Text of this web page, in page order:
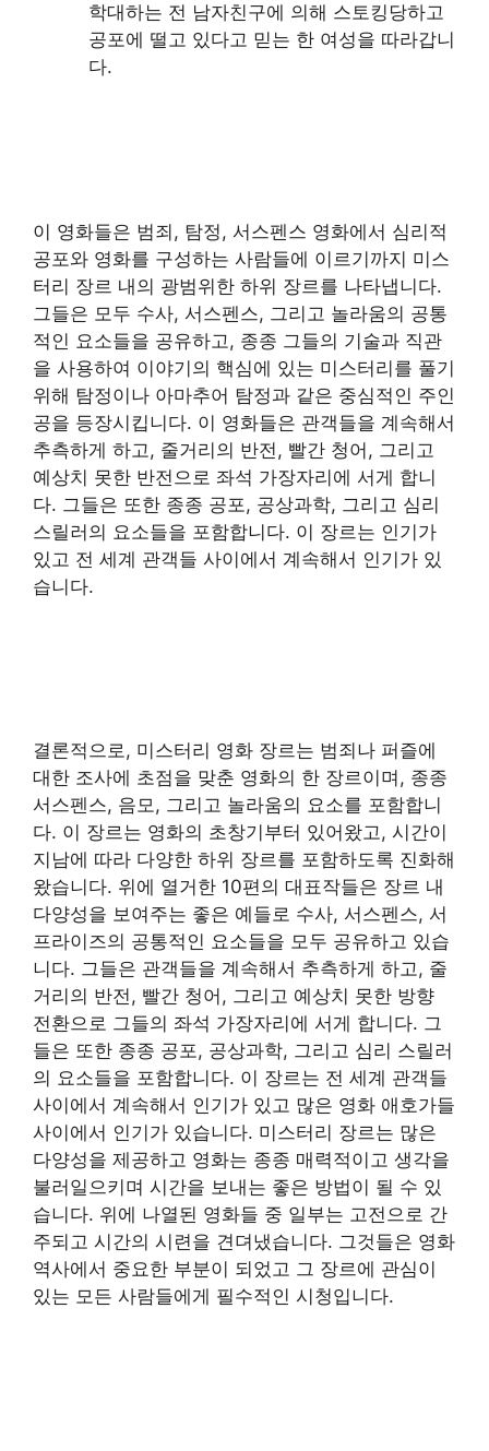
학대하는 전 남자친구에 의해 스토킹당하고
공포에 떨고 있다고 믿는 한 여성을 따라갑니
다.
이 영화들은 범죄, 탐정, 서스펜스 영화에서 심리적
공포와 영화를 구성하는 사람들에 이르기까지 미스
터리 장르 내의 광범위한 하위 장르를 나타냅니다.
그들은 모두 수사, 서스펜스, 그리고 놀라움의 공통
적인 요소들을 공유하고, 종종 그들의 기술과 직관
을 사용하여 이야기의 핵심에 있는 미스터리를 풀기
위해 탐정이나 아마추어 탐정과 같은 중심적인 주인
공을 등장시킵니다. 이 영화들은 관객들을 계속해서
추측하게 하고, 줄거리의 반전, 빨간 청어, 그리고
예상치 못한 반전으로 좌석 가장자리에 서게 합니
다. 그들은 또한 종종 공포, 공상과학, 그리고 심리
스릴러의 요소들을 포함합니다. 이 장르는 인기가
있고 전 세계 관객들 사이에서 계속해서 인기가 있
습니다.
결론적으로, 미스터리 영화 장르는 범죄나 퍼즐에
대한 조사에 초점을 맞춘 영화의 한 장르이며, 종종
서스펜스, 음모, 그리고 놀라움의 요소를 포함합니
다. 이 장르는 영화의 초창기부터 있어왔고, 시간이
지남에 따라 다양한 하위 장르를 포함하도록 진화해
왔습니다. 위에 열거한 10편의 대표작들은 장르 내
다양성을 보여주는 좋은 예들로 수사, 서스펜스, 서
프라이즈의 공통적인 요소들을 모두 공유하고 있습
니다. 그들은 관객들을 계속해서 추측하게 하고, 줄
거리의 반전, 빨간 청어, 그리고 예상치 못한 방향
전환으로 그들의 좌석 가장자리에 서게 합니다. 그
들은 또한 종종 공포, 공상과학, 그리고 심리 스릴러
의 요소들을 포함합니다. 이 장르는 전 세계 관객들
사이에서 계속해서 인기가 있고 많은 영화 애호가들
사이에서 인기가 있습니다. 미스터리 장르는 많은
다양성을 제공하고 영화는 종종 매력적이고 생각을
불러일으키며 시간을 보내는 좋은 방법이 될 수 있
습니다. 위에 나열된 영화들 중 일부는 고전으로 간
주되고 시간의 시련을 견뎌냈습니다. 그것들은 영화
역사에서 중요한 부분이 되었고 그 장르에 관심이
있는 모든 사람들에게 필수적인 시청입니다.